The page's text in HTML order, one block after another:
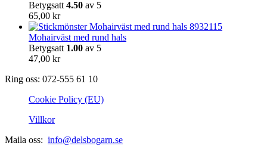
Betygsatt 4.50 av 5
65,00 kr
Mohairväst med rund hals
Betygsatt 1.00 av 5
47,00 kr
Ring oss: 072-555 61 10
Cookie Policy (EU)
Villkor
Maila oss: info@delsbogarn.se